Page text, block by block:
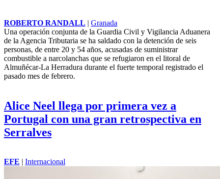
ROBERTO RANDALL | Granada
Una operación conjunta de la Guardia Civil y Vigilancia Aduanera
de la Agencia Tributaria se ha saldado con la detención de seis
personas, de entre 20 y 54 años, acusadas de suministrar
combustible a narcolanchas que se refugiaron en el litoral de
Almuñécar-La Herradura durante el fuerte temporal registrado el
pasado mes de febrero.
Alice Neel llega por primera vez a
Portugal con una gran retrospectiva en
Serralves
EFE Internacional